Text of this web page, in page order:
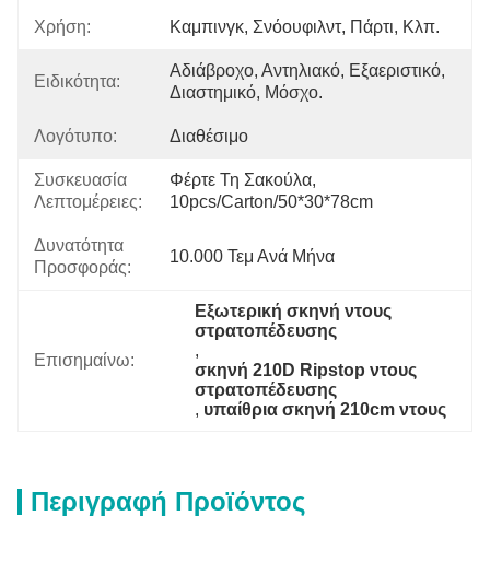
Χρήση: Καμπινγκ, Σνόουφιλντ, Πάρτι, Κλπ.
Ειδικότητα:
Αδιάβροχο, Αντηλιακό, Εξαεριστικό,
Διαστημικό, Μόσχο.
Λογότυπο: Διαθέσιμο
Συσκευασία
Λεπτομέρειες:
Φέρτε Τη Σακούλα,
10pcs/carton/50*30*78cm
Δυνατότητα
Προσφοράς:
10.000 Τεμ Ανά Μήνα
Επισημαίνω:
Εξωτερική σκηνή ντους
στρατοπέδευσης
,
σκηνή 210D Ripstop ντους
στρατοπέδευσης
, υπαίθρια σκηνή 210cm ντους
Περιγραφή Προϊόντος